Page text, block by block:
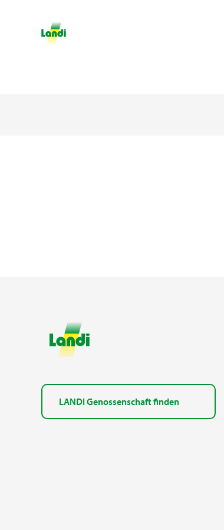
LANDI Genossenschaft finden